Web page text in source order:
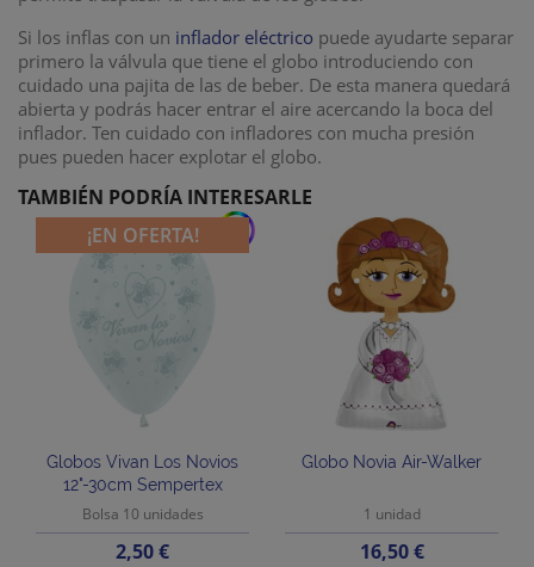
Si los inflas con un inflador eléctrico puede ayudarte separar
primero la válvula que tiene el globo introduciendo con
cuidado una pajita de las de beber. De esta manera quedará
abierta y podrás hacer entrar el aire acercando la boca del
inflador. Ten cuidado con infladores con mucha presión
pues pueden hacer explotar el globo.
TAMBIÉN PODRÍA INTERESARLE
add
Globos Vivan Los Novios
12"-30cm Sempertex
Bolsa 10 unidades
Precio
2,50 €
¡EN OFERTA!
Globo Novia Air-Walker
1 unidad
Precio
16,50 €